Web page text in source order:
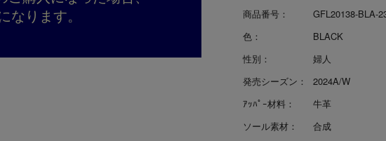
なります。
商品番号：
GFL20138-BLA-
色：
BLACK
性別：
婦人
発売シーズン：
2024A/W
ｱｯﾊﾟｰ材料：
牛革
ソール素材：
合成